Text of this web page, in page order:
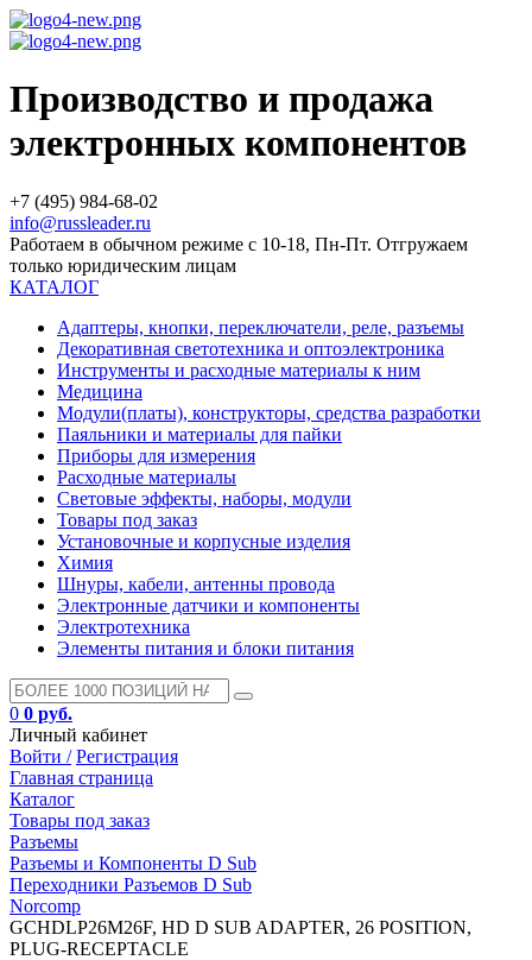
Производство и продажа
электронных компонентов
+7 (495) 984-68-02
info@russleader.ru
Работаем в обычном режиме с 10-18, Пн-Пт. Отгружаем
только юридическим лицам
КАТАЛОГ
Адаптеры, кнопки, переключатели, реле, разъемы
Декоративная светотехника и оптоэлектроника
Инструменты и расходные материалы к ним
Медицина
Модули(платы), конструкторы, средства разработки
Паяльники и материалы для пайки
Приборы для измерения
Расходные материалы
Световые эффекты, наборы, модули
Товары под заказ
Установочные и корпусные изделия
Химия
Шнуры, кабели, антенны провода
Электронные датчики и компоненты
Электротехника
Элементы питания и блоки питания
0 0 руб.
Личный кабинет
Войти / Регистрация
Главная страница
Каталог
Товары под заказ
Разъемы
Разъемы и Компоненты D Sub
Переходники Разъемов D Sub
Norcomp
GCHDLP26M26F, HD D SUB ADAPTER, 26 POSITION,
PLUG-RECEPTACLE